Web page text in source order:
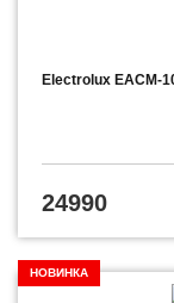
Electrolux EACM-
24990
НОВИНКА